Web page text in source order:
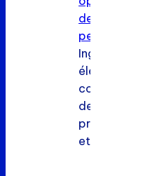
Ingénieur
électronique
concevant
des
produits
et